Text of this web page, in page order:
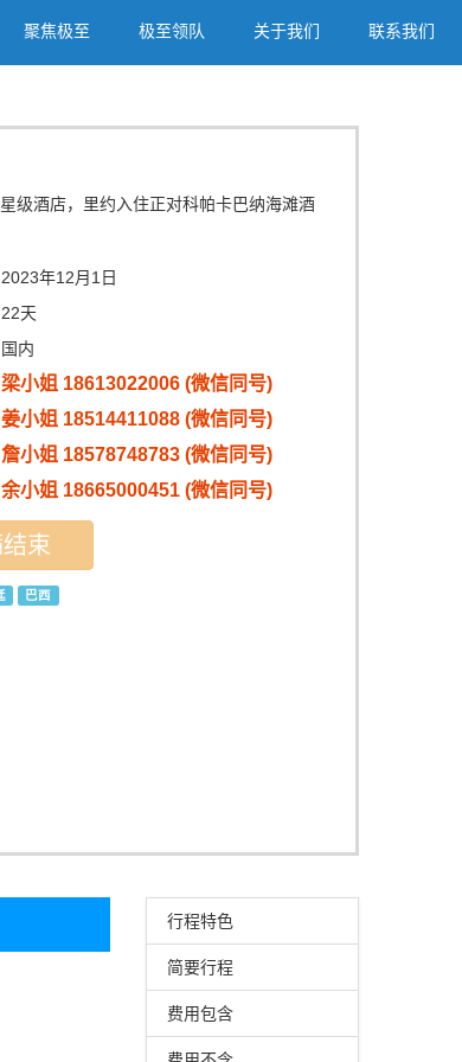
聚焦极至 极至领队 关于我们 联系我们
级酒店，里约入住正对科帕卡巴纳海滩酒
2023年12月1日
22天
国内
梁小姐 18613022006 (微信同号)
姜小姐 18514411088 (微信同号)
詹小姐 18578748783 (微信同号)
余小姐 18665000451 (微信同号)
结束
巴西
行程特色
简要行程
费用包含